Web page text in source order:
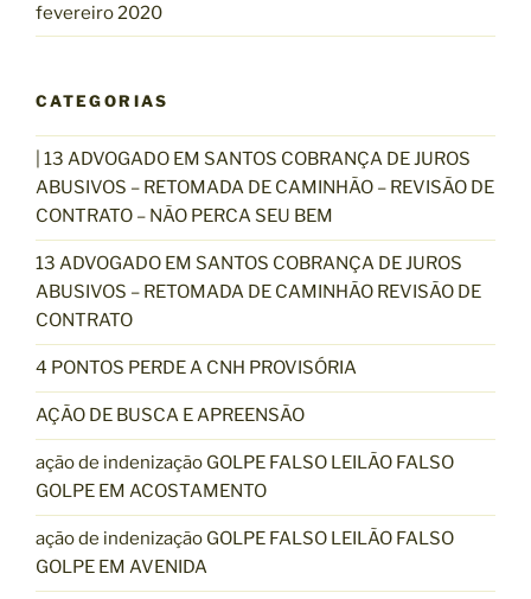
fevereiro 2020
CATEGORIAS
| 13 ADVOGADO EM SANTOS COBRANÇA DE JUROS
ABUSIVOS – RETOMADA DE CAMINHÃO – REVISÃO DE
CONTRATO – NÃO PERCA SEU BEM
13 ADVOGADO EM SANTOS COBRANÇA DE JUROS
ABUSIVOS – RETOMADA DE CAMINHÃO REVISÃO DE
CONTRATO
4 PONTOS PERDE A CNH PROVISÓRIA
AÇÃO DE BUSCA E APREENSÃO
ação de indenização GOLPE FALSO LEILÃO FALSO
GOLPE EM ACOSTAMENTO
ação de indenização GOLPE FALSO LEILÃO FALSO
GOLPE EM AVENIDA